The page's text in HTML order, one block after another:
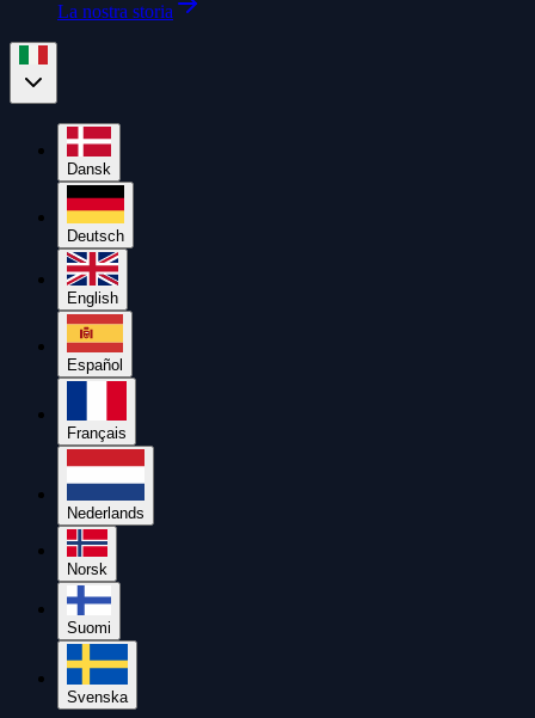
La nostra storia
Dansk
Deutsch
English
Español
Français
Nederlands
Norsk
Suomi
Svenska